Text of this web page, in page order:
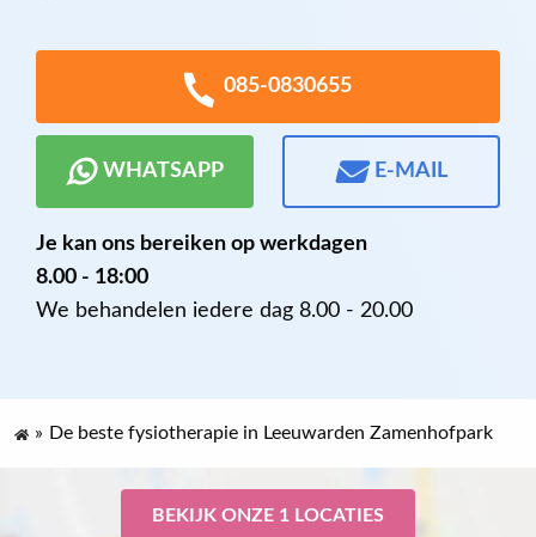
085-0830655
WHATSAPP E-MAIL
Je kan ons bereiken op werkdagen
8.00 - 18:00
We behandelen iedere dag 8.00 - 20.00
» De beste fysiotherapie in Leeuwarden Zamenhofpark
BEKIJK ONZE 1 LOCATIES